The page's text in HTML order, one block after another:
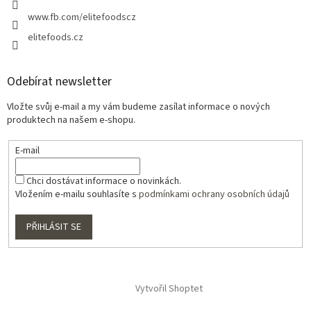
www.fb.com/elitefoodscz
elitefoods.cz
Odebírat newsletter
Vložte svůj e-mail a my vám budeme zasílat informace o nových
produktech na našem e-shopu.
E-mail
Chci dostávat informace o novinkách.
Vložením e-mailu souhlasíte s podmínkami ochrany osobních údajů
PŘIHLÁSIT SE
Vytvořil Shoptet